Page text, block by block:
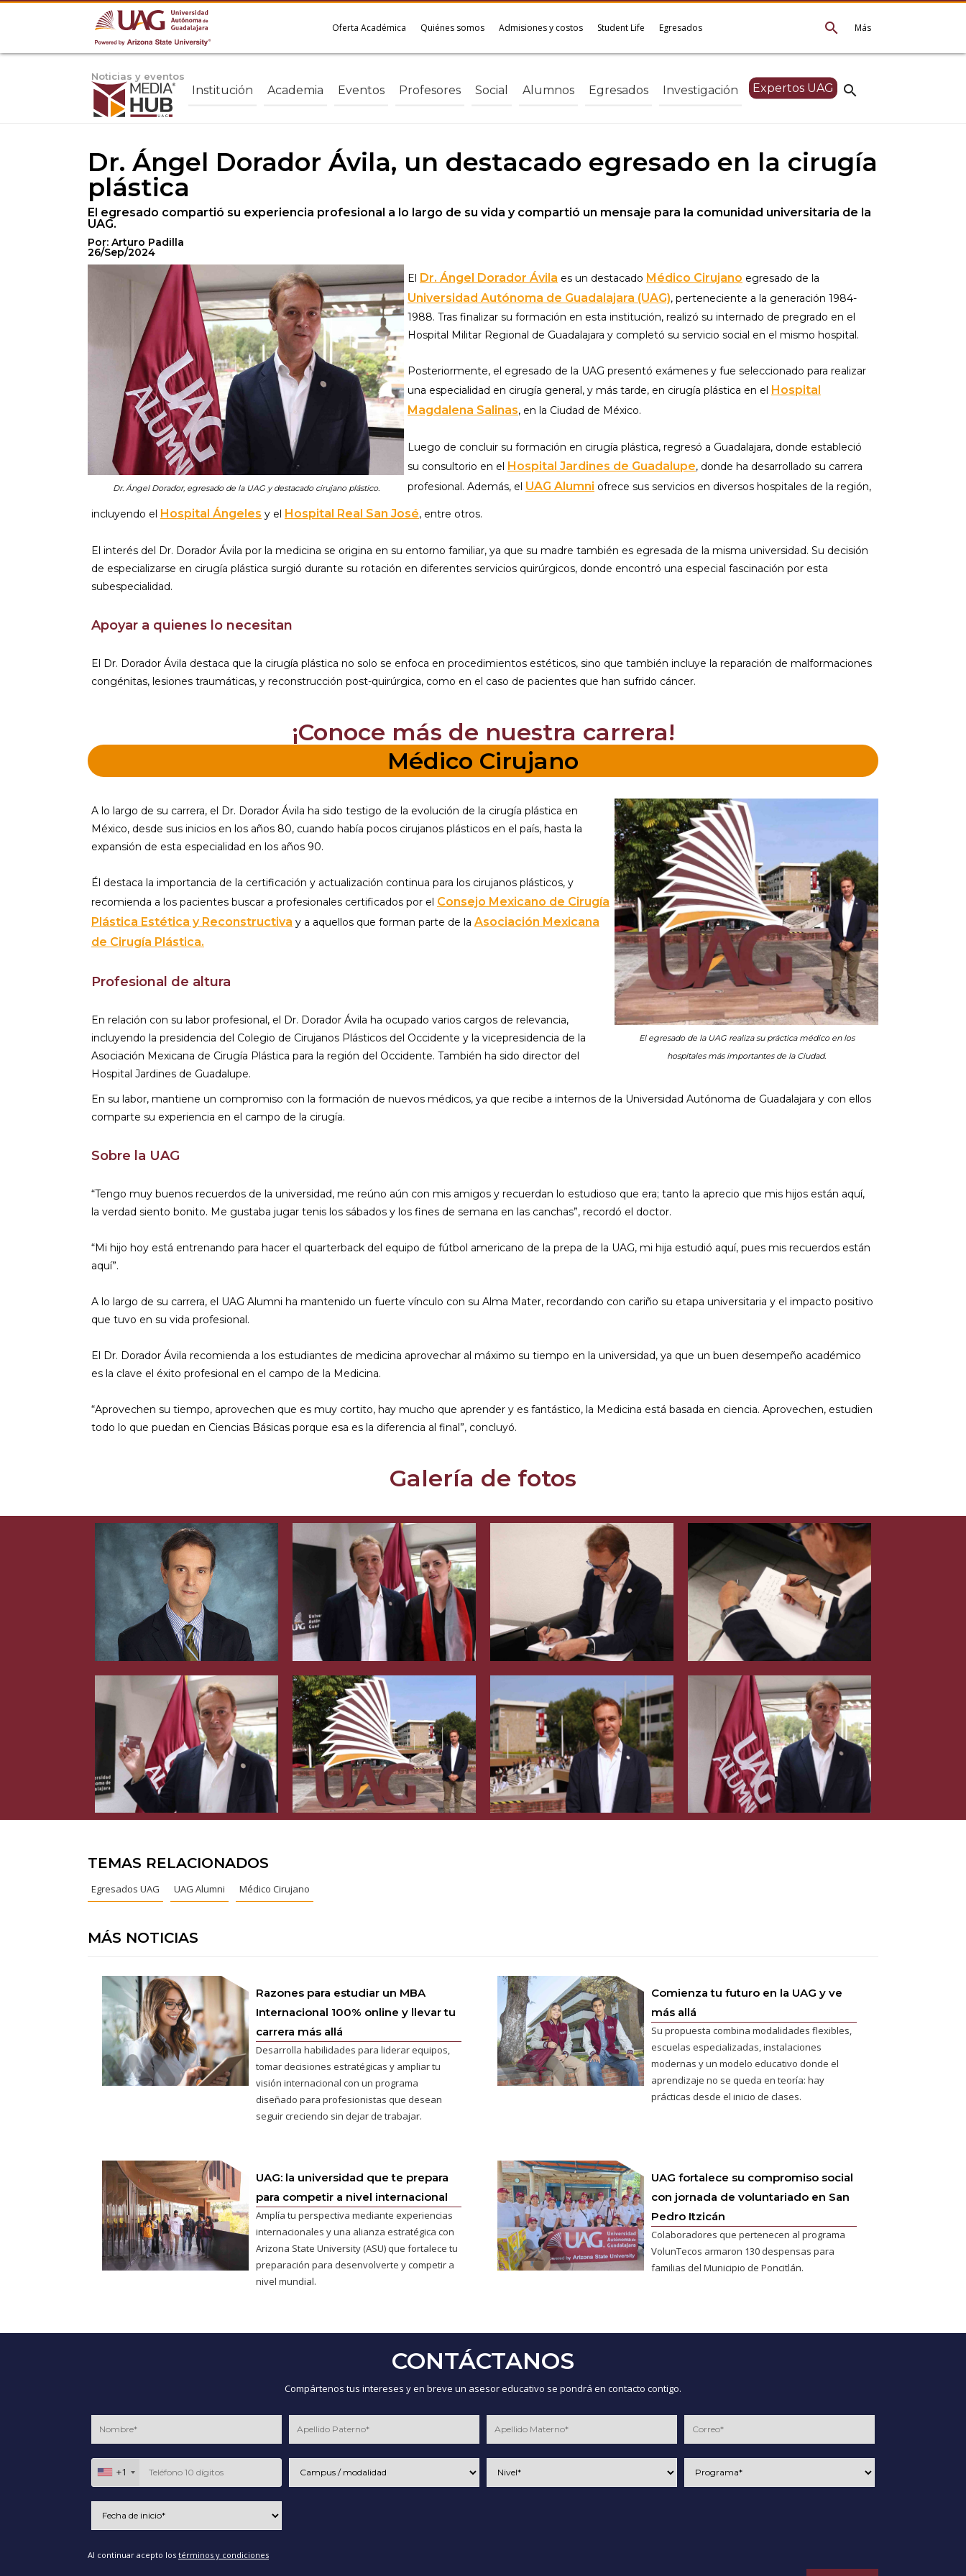
Más
search
Oferta Académica Quiénes somos Admisiones y costos Student Life Egresados
Noticias y eventos
search
Institución Academia Eventos Profesores Social Alumnos Egresados Investigación Expertos UAG
Dr. Ángel Dorador Ávila, un destacado egresado en la cirugía
plástica
El egresado compartió su experiencia profesional a lo largo de su vida y compartió un mensaje para la comunidad universitaria de la
UAG.
Por: Arturo Padilla
26/Sep/2024
Dr. Ángel Dorador, egresado de la UAG y destacado cirujano plástico.
El Dr. Ángel Dorador Ávila es un destacado Médico Cirujano egresado de la
Universidad Autónoma de Guadalajara (UAG), perteneciente a la generación 1984-
1988. Tras finalizar su formación en esta institución, realizó su internado de pregrado en el
Hospital Militar Regional de Guadalajara y completó su servicio social en el mismo hospital.
Posteriormente, el egresado de la UAG presentó exámenes y fue seleccionado para realizar
una especialidad en cirugía general, y más tarde, en cirugía plástica en el Hospital
Magdalena Salinas, en la Ciudad de México.
Luego de concluir su formación en cirugía plástica, regresó a Guadalajara, donde estableció
su consultorio en el Hospital Jardines de Guadalupe, donde ha desarrollado su carrera
profesional. Además, el UAG Alumni ofrece sus servicios en diversos hospitales de la región,
incluyendo el Hospital Ángeles y el Hospital Real San José, entre otros.
El interés del Dr. Dorador Ávila por la medicina se origina en su entorno familiar, ya que su madre también es egresada de la misma universidad. Su decisión
de especializarse en cirugía plástica surgió durante su rotación en diferentes servicios quirúrgicos, donde encontró una especial fascinación por esta
subespecialidad.
Apoyar a quienes lo necesitan
El Dr. Dorador Ávila destaca que la cirugía plástica no solo se enfoca en procedimientos estéticos, sino que también incluye la reparación de malformaciones
congénitas, lesiones traumáticas, y reconstrucción post-quirúrgica, como en el caso de pacientes que han sufrido cáncer.
¡Conoce más de nuestra carrera!
Médico Cirujano
A lo largo de su carrera, el Dr. Dorador Ávila ha sido testigo de la evolución de la cirugía plástica en
México, desde sus inicios en los años 80, cuando había pocos cirujanos plásticos en el país, hasta la
expansión de esta especialidad en los años 90.
Él destaca la importancia de la certificación y actualización continua para los cirujanos plásticos, y
recomienda a los pacientes buscar a profesionales certificados por el Consejo Mexicano de Cirugía
Plástica Estética y Reconstructiva y a aquellos que forman parte de la Asociación Mexicana
de Cirugía Plástica.
Profesional de altura
En relación con su labor profesional, el Dr. Dorador Ávila ha ocupado varios cargos de relevancia,
incluyendo la presidencia del Colegio de Cirujanos Plásticos del Occidente y la vicepresidencia de la
Asociación Mexicana de Cirugía Plástica para la región del Occidente. También ha sido director del
Hospital Jardines de Guadalupe.
El egresado de la UAG realiza su práctica médico en los
hospitales más importantes de la Ciudad.
En su labor, mantiene un compromiso con la formación de nuevos médicos, ya que recibe a internos de la Universidad Autónoma de Guadalajara y con ellos
comparte su experiencia en el campo de la cirugía.
Sobre la UAG
“Tengo muy buenos recuerdos de la universidad, me reúno aún con mis amigos y recuerdan lo estudioso que era; tanto la aprecio que mis hijos están aquí,
la verdad siento bonito. Me gustaba jugar tenis los sábados y los fines de semana en las canchas”, recordó el doctor.
“Mi hijo hoy está entrenando para hacer el quarterback del equipo de fútbol americano de la prepa de la UAG, mi hija estudió aquí, pues mis recuerdos están
aquí”.
A lo largo de su carrera, el UAG Alumni ha mantenido un fuerte vínculo con su Alma Mater, recordando con cariño su etapa universitaria y el impacto positivo
que tuvo en su vida profesional.
El Dr. Dorador Ávila recomienda a los estudiantes de medicina aprovechar al máximo su tiempo en la universidad, ya que un buen desempeño académico
es la clave el éxito profesional en el campo de la Medicina.
“Aprovechen su tiempo, aprovechen que es muy cortito, hay mucho que aprender y es fantástico, la Medicina está basada en ciencia. Aprovechen, estudien
todo lo que puedan en Ciencias Básicas porque esa es la diferencia al final”, concluyó.
Galería de fotos
TEMAS RELACIONADOS
Egresados UAG UAG Alumni Médico Cirujano
MÁS NOTICIAS
Razones para estudiar un MBA
Internacional 100% online y llevar tu
carrera más allá
Desarrolla habilidades para liderar equipos,
tomar decisiones estratégicas y ampliar tu
visión internacional con un programa
diseñado para profesionistas que desean
seguir creciendo sin dejar de trabajar.
Comienza tu futuro en la UAG y ve
más allá
Su propuesta combina modalidades flexibles,
escuelas especializadas, instalaciones
modernas y un modelo educativo donde el
aprendizaje no se queda en teoría: hay
prácticas desde el inicio de clases.
UAG: la universidad que te prepara
para competir a nivel internacional
Amplía tu perspectiva mediante experiencias
internacionales y una alianza estratégica con
Arizona State University (ASU) que fortalece tu
preparación para desenvolverte y competir a
nivel mundial.
UAG fortalece su compromiso social
con jornada de voluntariado en San
Pedro Itzicán
Colaboradores que pertenecen al programa
VolunTecos armaron 130 despensas para
familias del Municipio de Poncitlán.
CONTÁCTANOS
Compártenos tus intereses y en breve un asesor educativo se pondrá en contacto contigo.
+1
Al continuar acepto los términos y condiciones